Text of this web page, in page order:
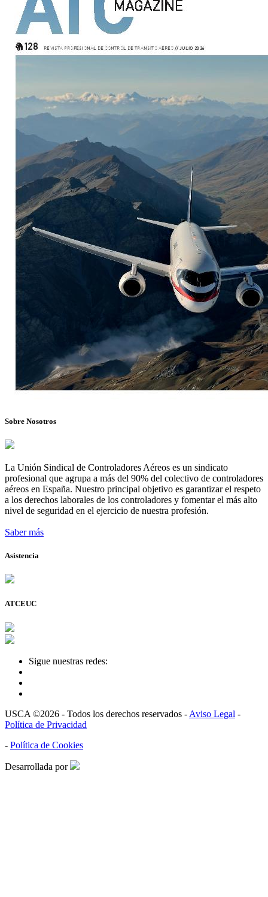
Sobre Nosotros
La Unión Sindical de Controladores Aéreos es un sindicato
profesional que agrupa a más del 90% del colectivo de controladores
aéreos en España. Nuestro principal objetivo es garantizar el respeto
a los derechos laborales de los controladores y fomentar el más alto
nivel de seguridad en el ejercicio de nuestra profesión.
Saber más
Asistencia
ATCEUC
Sigue nuestras redes:
USCA ©2026 - Todos los derechos reservados - Aviso Legal -
Política de Privacidad
- Política de Cookies
Desarrollada por